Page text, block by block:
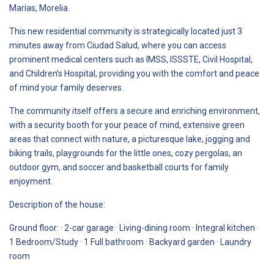
Marías, Morelia.
This new residential community is strategically located just 3
minutes away from Ciudad Salud, where you can access
prominent medical centers such as IMSS, ISSSTE, Civil Hospital,
and Children’s Hospital, providing you with the comfort and peace
of mind your family deserves.
The community itself offers a secure and enriching environment,
with a security booth for your peace of mind, extensive green
areas that connect with nature, a picturesque lake, jogging and
biking trails, playgrounds for the little ones, cozy pergolas, an
outdoor gym, and soccer and basketball courts for family
enjoyment.
Description of the house:
Ground floor: · 2-car garage · Living-dining room · Integral kitchen ·
1 Bedroom/Study · 1 Full bathroom · Backyard garden · Laundry
room